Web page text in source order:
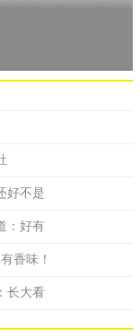
好不是
：好有
香味！
长大看